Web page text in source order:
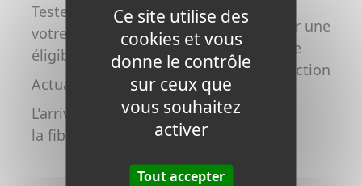
Testez
votre
éligibilité
Actualités
L’arrivée de
la fibre
Collectivité
Opérateur
Copropriétés
/ syndics
Promoteurs /
Aménageurs
Déclarer une
nouvelle
construction
Ce site utilise des
cookies et vous
donne le contrôle
sur ceux que
vous souhaitez
activer
Tout accepter